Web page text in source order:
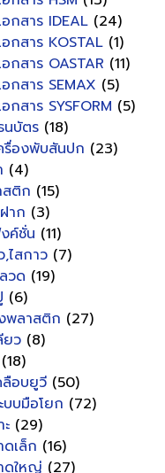
กสาร IDEAL (24)
กสาร KOSTAL (1)
กสาร OASTAR (11)
กสาร SEMAX (5)
กสาร SYSFORM (5)
นบัตร (18)
รื่องพับสันปก (23)
(4)
สติก (15)
าก (3)
ค์ชั่น (11)
,ไสกาว (7)
วด (19)
(6)
พลาสติก (27)
ยว (8)
(18)
ลือบยูวี (50)
บบมือโยก (72)
(29)
ดเล็ก (16)
ดใหญ่ (27)